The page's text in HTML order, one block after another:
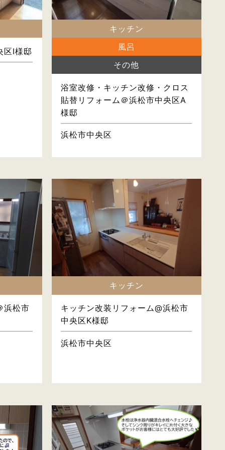
区I様邸
キッチン
風呂
その他
浴室改修・キッチン改修・クロス
貼替リフォーム＠浜松市中央区A
様邸
浜松市中央区
浜松市
キッチン
キッチン改装リフォーム@浜松市
中央区K様邸
浜松市中央区